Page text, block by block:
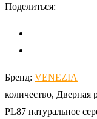
Поделиться:
Бренд: VENEZIA
количество, Дверная
PL87 натуральное